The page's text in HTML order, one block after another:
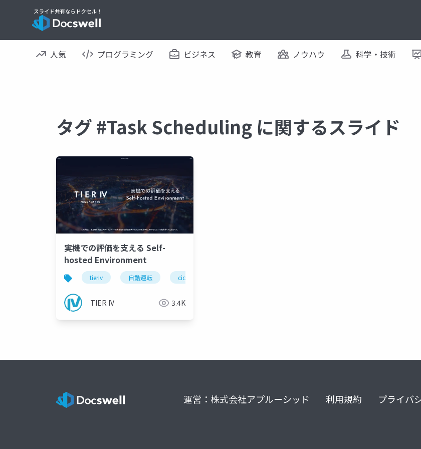
人気 プログラミング ビジネス 教育 ノウハウ 科学・技術
タグ #Task Scheduling に関するスライド
実機での評価を支える Self-
hosted Environment
tieriv 自動運転 cicd
TIER IV 3.4K
運営：株式会社アプルーシッド 利用規約 プライバ